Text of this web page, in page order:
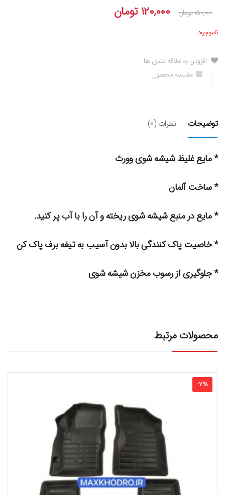
۱۵۰,۰۰۰تومان ۱۲۰,۰۰۰ تومان
ناموجود
افزودن به علاقه مندی ها
مقایسه محصول
توضیحات نظرات (0)
* مایع غلیظ شیشه شوی وورث
* ساخت آلمان
* مایع در منبع شیشه شوی ریخته و آن را با آب پر کنید.
* خاصیت پاک کنندگی بالا بدون آسیب به تیغه برف پاک کن
* جلوگیری از رسوب مخزن شیشه شوی
محصولات مرتبط
-7%